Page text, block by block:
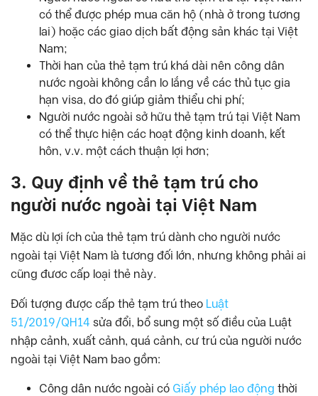
có thể được phép mua căn hộ (nhà ở trong tương
lai) hoặc các giao dịch bất động sản khác tại Việt
Nam;
Thời han của thẻ tạm trú khá dài nên công dân
nước ngoài không cần lo lắng về các thủ tục gia
hạn visa, do đó giúp giảm thiểu chi phí;
Người nước ngoài sở hữu thẻ tạm trú tại Việt Nam
có thể thực hiện các hoạt động kinh doanh, kết
hôn, v.v. một cách thuận lợi hơn;
3. Quy định về thẻ tạm trú cho
người nước ngoài tại Việt Nam
Mặc dù lợi ích của thẻ tạm trú dành cho người nước
ngoài tại Việt Nam là tương đối lớn, nhưng không phải ai
cũng đươc cấp loại thẻ này.
Đối tượng được cấp thẻ tạm trú theo Luật
51/2019/QH14 sửa đổi, bổ sung một số điều của Luật
nhập cảnh, xuất cảnh, quá cảnh, cư trú của người nước
ngoài tại Việt Nam bao gồm:
Công dân nước ngoài có Giấy phép lao động thời